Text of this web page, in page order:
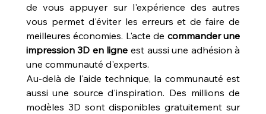
de vous appuyer sur l'expérience des autres
vous permet d'éviter les erreurs et de faire de
meilleures économies. L'acte de commander une
impression 3D en ligne est aussi une adhésion à
une communauté d'experts.
Au-delà de l'aide technique, la communauté est
aussi une source d'inspiration. Des millions de
modèles 3D sont disponibles gratuitement sur